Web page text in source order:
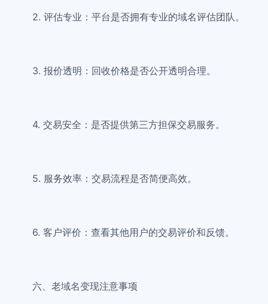
2. 评估专业：平台是否拥有专业的域名评估团队。
3. 报价透明：回收价格是否公开透明合理。
4. 交易安全：是否提供第三方担保交易服务。
5. 服务效率：交易流程是否简便高效。
6. 客户评价：查看其他用户的交易评价和反馈。
六、老域名变现注意事项